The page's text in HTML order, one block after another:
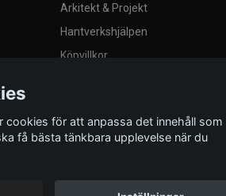
Arkitekt & Projekt
Hantverkshjälpen
Köpvillkor
Provplattor
cookies för att anpassa det innehåll som
få bästa tänkbara upplevelse när du